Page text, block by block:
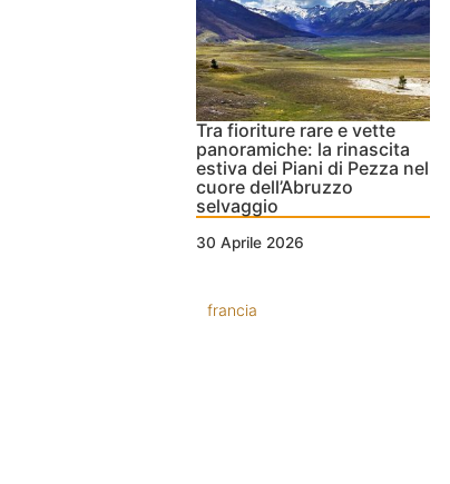
Tra fioriture rare e vette
panoramiche: la rinascita
estiva dei Piani di Pezza nel
cuore dell’Abruzzo
selvaggio
30 Aprile 2026
francia